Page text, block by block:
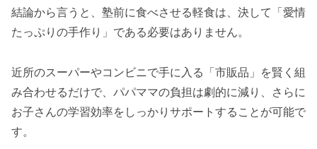
結論から言うと、塾前に食べさせる軽食は、決して「愛情
たっぷりの手作り」である必要はありません。
近所のスーパーやコンビニで手に入る「市販品」を賢く組
み合わせるだけで、パパママの負担は劇的に減り、さらに
お子さんの学習効率をしっかりサポートすることが可能で
す。